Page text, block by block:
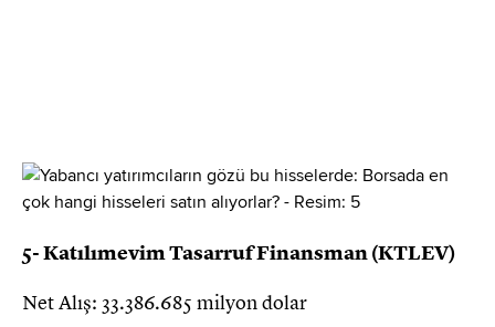
5- Katılımevim Tasarruf Finansman (KTLEV)
Net Alış: 33.386.685 milyon dolar